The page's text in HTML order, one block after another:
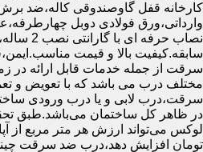
وارداتی،ورق فولادی دوبل
سابقه.کیفیت بالا و قیمت
سرقت از جمله خدمات قابل ارائه در
مختلف درب می باشد که با تعویض و
سرقت،درب لابی و یا درب ورودی
در ظاهر کل ساختمان می‌باشد.طبق
تومان افزایش دهد،درب ضد سرقت